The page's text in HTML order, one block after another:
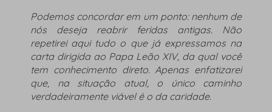
Podemos concordar em um ponto: nenhum de
nós deseja reabrir feridas antigas. Não
repetirei aqui tudo o que já expressamos na
carta dirigida ao Papa Leão XIV, da qual você
tem conhecimento direto. Apenas enfatizarei
que, na situação atual, o único caminho
verdadeiramente viável é o da caridade.